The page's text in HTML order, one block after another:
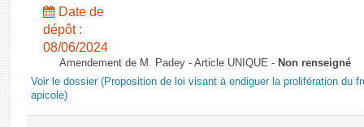
Date de
dépôt :
08/06/2024
Amendement de M. Padey - Article UNIQUE - Non renseigné
Voir le dossier (Proposition de loi visant à endiguer la prolifération du
apicole)